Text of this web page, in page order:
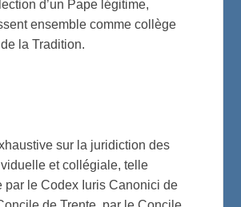
d’un Pape légitime,
ensemble comme collège
la Tradition.
sur la juridiction des
et collégiale, telle
par le Codex Iuris Canonici de